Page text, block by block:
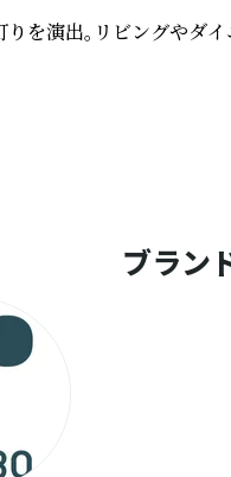
演出。リビングやダ
ブラン